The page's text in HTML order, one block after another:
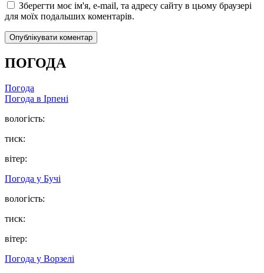
Зберегти моє ім'я, e-mail, та адресу сайту в цьому браузері
для моїх подальших коментарів.
ПОГОДА
Погода
Погода в Ірпені
вологість:
тиск:
вітер:
Погода у Бучі
вологість:
тиск:
вітер:
Погода у Ворзелі